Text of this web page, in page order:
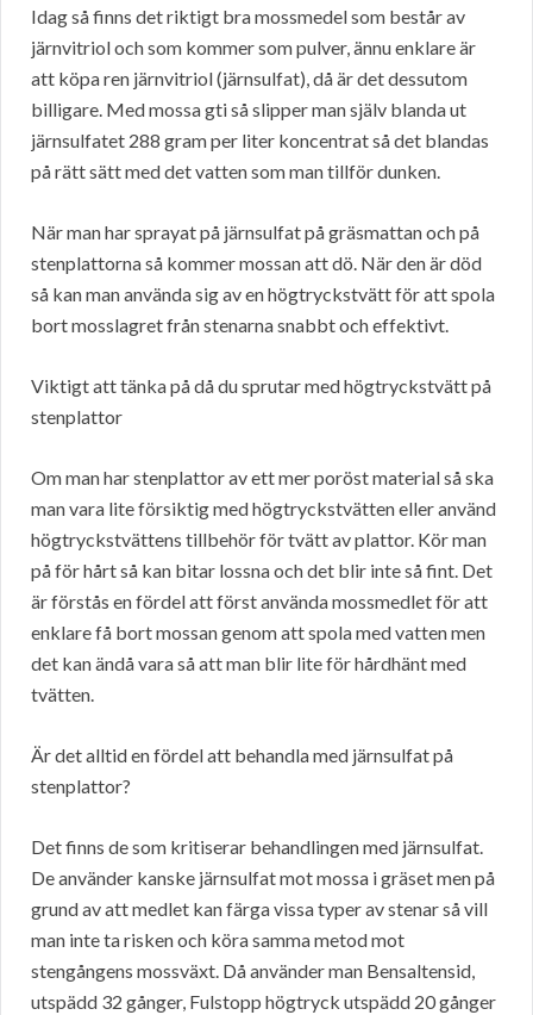
Idag så finns det riktigt bra mossmedel som består av
järnvitriol och som kommer som pulver, ännu enklare är
att köpa ren järnvitriol (järnsulfat), då är det dessutom
billigare. Med mossa gti så slipper man själv blanda ut
järnsulfatet 288 gram per liter koncentrat så det blandas
på rätt sätt med det vatten som man tillför dunken.
När man har sprayat på järnsulfat på gräsmattan och på
stenplattorna så kommer mossan att dö. När den är död
så kan man använda sig av en högtryckstvätt för att spola
bort mosslagret från stenarna snabbt och effektivt.
Viktigt att tänka på då du sprutar med högtryckstvätt på
stenplattor
Om man har stenplattor av ett mer poröst material så ska
man vara lite försiktig med högtryckstvätten eller använd
högtryckstvättens tillbehör för tvätt av plattor. Kör man
på för hårt så kan bitar lossna och det blir inte så fint. Det
är förstås en fördel att först använda mossmedlet för att
enklare få bort mossan genom att spola med vatten men
det kan ändå vara så att man blir lite för hårdhänt med
tvätten.
Är det alltid en fördel att behandla med järnsulfat på
stenplattor?
Det finns de som kritiserar behandlingen med järnsulfat.
De använder kanske järnsulfat mot mossa i gräset men på
grund av att medlet kan färga vissa typer av stenar så vill
man inte ta risken och köra samma metod mot
stengångens mossväxt. Då använder man Bensaltensid,
utspädd 32 gånger, Fulstopp högtryck utspädd 20 gånger